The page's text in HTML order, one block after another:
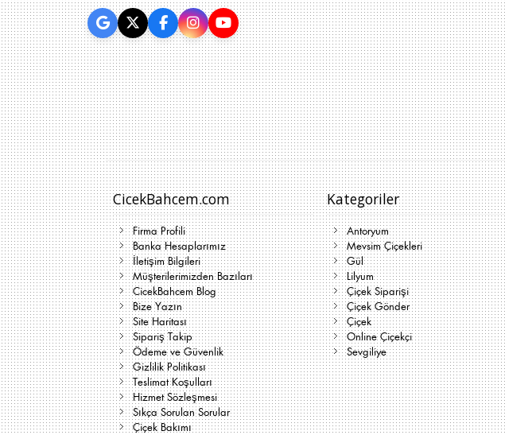
CicekBahcem.com
Firma Profili
Banka Hesaplarımız
İletişim Bilgileri
Müşterilerimizden Bazıları
CicekBahcem Blog
Bize Yazın
Site Haritası
Sipariş Takip
Ödeme ve Güvenlik
Gizlilik Politikası
Teslimat Koşulları
Hizmet Sözleşmesi
Sıkça Sorulan Sorular
Çiçek Bakımı
Kategoriler
Antoryum
Mevsim Çiçekleri
Gül
Lilyum
Çiçek Siparişi
Çiçek Gönder
Çiçek
Online Çiçekçi
Sevgiliye